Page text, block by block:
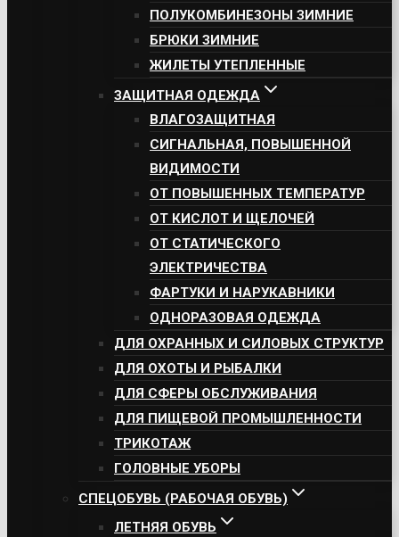
ПОЛУКОМБИНЕЗОНЫ ЗИМНИЕ
БРЮКИ ЗИМНИЕ
ЖИЛЕТЫ УТЕПЛЕННЫЕ
ЗАЩИТНАЯ ОДЕЖДА
ВЛАГОЗАЩИТНАЯ
СИГНАЛЬНАЯ, ПОВЫШЕННОЙ
ВИДИМОСТИ
ОТ ПОВЫШЕННЫХ ТЕМПЕРАТУР
ОТ КИСЛОТ И ЩЕЛОЧЕЙ
ОТ СТАТИЧЕСКОГО
ЭЛЕКТРИЧЕСТВА
ФАРТУКИ И НАРУКАВНИКИ
ОДНОРАЗОВАЯ ОДЕЖДА
ДЛЯ ОХРАННЫХ И СИЛОВЫХ СТРУКТУР
ДЛЯ ОХОТЫ И РЫБАЛКИ
ДЛЯ СФЕРЫ ОБСЛУЖИВАНИЯ
ДЛЯ ПИЩЕВОЙ ПРОМЫШЛЕННОСТИ
ТРИКОТАЖ
ГОЛОВНЫЕ УБОРЫ
СПЕЦОБУВЬ (РАБОЧАЯ ОБУВЬ)
ЛЕТНЯЯ ОБУВЬ